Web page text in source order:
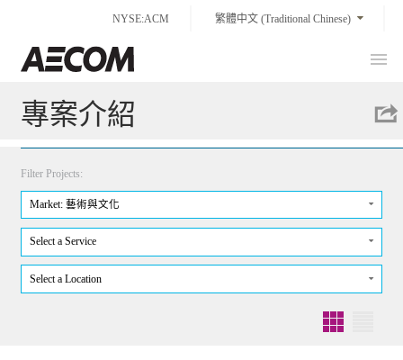
content
NYSE:ACM 繁體中文 (Traditional Chinese)
專案介紹
Filter Projects:
Market: 藝術與文化
Select a Service
Select a Location